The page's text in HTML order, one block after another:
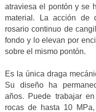
atraviesa el pontón y se
material. La acción de
rosario continuo de
fondo y lo elevan por
sobre el mismo pontón.
Es la única draga
Su diseño ha
años. Puede trabajar
rocas de hasta 10